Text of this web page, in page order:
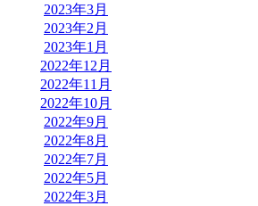
2023年3月
2023年2月
2023年1月
2022年12月
2022年11月
2022年10月
2022年9月
2022年8月
2022年7月
2022年5月
2022年3月